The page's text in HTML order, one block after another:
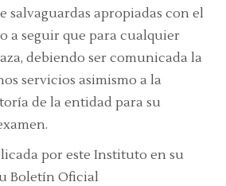
salvaguardas apropiadas con el
a seguir que para cualquier
debiendo ser comunicada la
servicios asimismo a la
de la entidad para su
por este Instituto en su
Boletín Oficial